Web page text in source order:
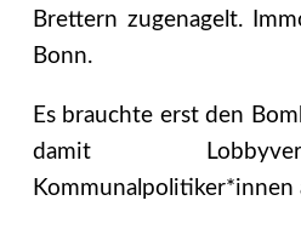
Brettern zugenagelt.
Bonn.
Es brauchte erst den
damit
Kommunalpolitiker*innen